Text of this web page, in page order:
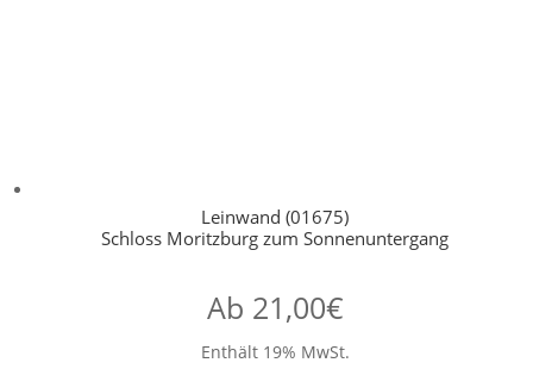
Leinwand (01675)
Schloss Moritzburg zum Sonnenuntergang
Ab 21,00€
Enthält 19% MwSt.